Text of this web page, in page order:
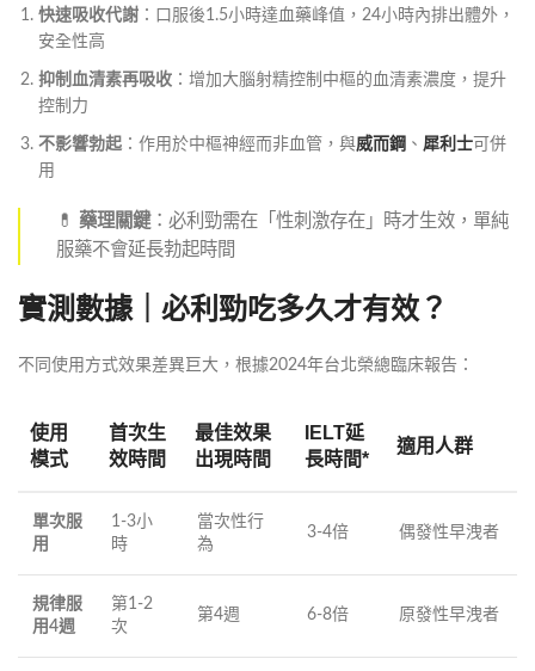
快速吸收代謝 ：口服後1.5小時達血藥峰值，24小時內排出體外，
安全性高
抑制血清素再吸收 ：增加大腦射精控制中樞的血清素濃度，提升
控制力
不影響勃起 ：作用於中樞神經而非血管，與威而鋼 、 犀利士可併
用
💊 藥理關鍵：必利勁需在「性刺激存在」時才生效，單純
服藥不會延長勃起時間
實測數據｜必利勁吃多久才有效？
不同使用方式效果差異巨大，根據2024年台北榮總臨床報告：
使用
模式
首次生
效時間
最佳效果
出現時間
IELT延
長時間*
適用人群
單次服
用
1-3小
時
當次性行
為
3-4倍 偶發性早洩者
規律服
用4週
第1-2
次
第4週 6-8倍 原發性早洩者